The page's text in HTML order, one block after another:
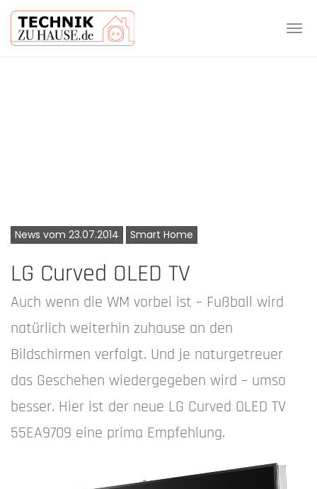
News vom 23.07.2014 Smart Home
LG Curved OLED TV
Auch wenn die WM vorbei ist – Fußball wird
natürlich weiterhin zuhause an den
Bildschirmen verfolgt. Und je naturgetreuer
das Geschehen wiedergegeben wird – umso
besser. Hier ist der neue LG Curved OLED TV
55EA9709 eine prima Empfehlung.